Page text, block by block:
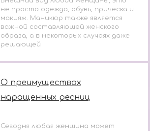
не просто одежда, обувь, прическа и
макияж. Маникюр также является
важной составляющей женского
образа, а в некоторых случаях даже
решающей
О преимуществах
наращенных ресниц
Сегодня любая женщина может